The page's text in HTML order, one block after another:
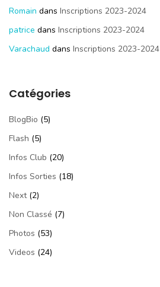
Romain dans Inscriptions 2023-2024
patrice dans Inscriptions 2023-2024
Varachaud dans Inscriptions 2023-2024
Catégories
BlogBio (5)
Flash (5)
Infos Club (20)
Infos Sorties (18)
Next(2)
Non Classé (7)
Photos (53)
Videos (24)